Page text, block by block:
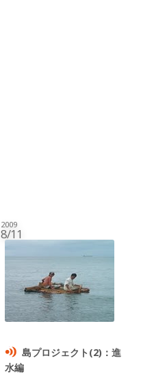
2009
8/11
島プロジェクト(2)：進
水編